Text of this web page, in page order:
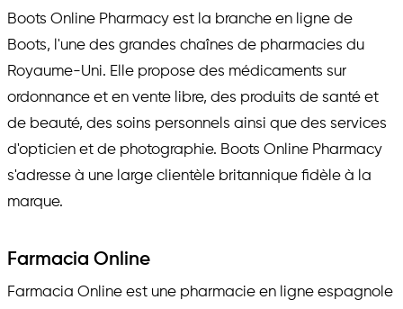
Boots Online Pharmacy est la branche en ligne de
Boots, l'une des grandes chaînes de pharmacies du
Royaume-Uni. Elle propose des médicaments sur
ordonnance et en vente libre, des produits de santé et
de beauté, des soins personnels ainsi que des services
d'opticien et de photographie. Boots Online Pharmacy
s'adresse à une large clientèle britannique fidèle à la
marque.
Farmacia Online
Farmacia Online est une pharmacie en ligne espagnole